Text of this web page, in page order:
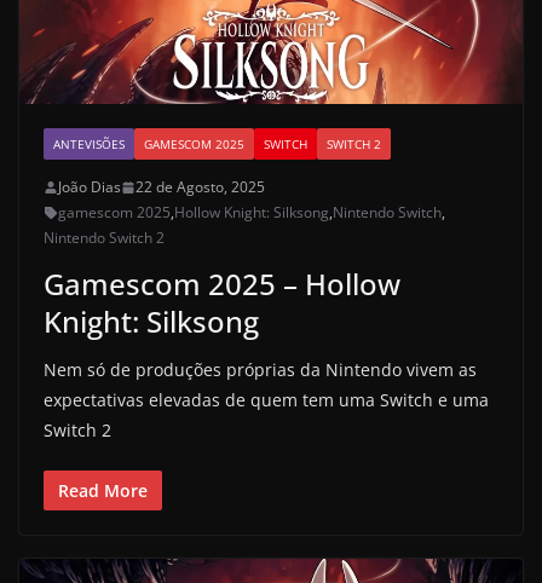
ANTEVISÕES GAMESCOM 2025 SWITCH SWITCH 2
João Dias
22 de Agosto, 2025
gamescom 2025,Hollow Knight: Silksong,Nintendo Switch,
Nintendo Switch 2
Gamescom 2025 – Hollow
Knight: Silksong
Nem só de produções próprias da Nintendo vivem as
expectativas elevadas de quem tem uma Switch e uma
Switch 2
Read More